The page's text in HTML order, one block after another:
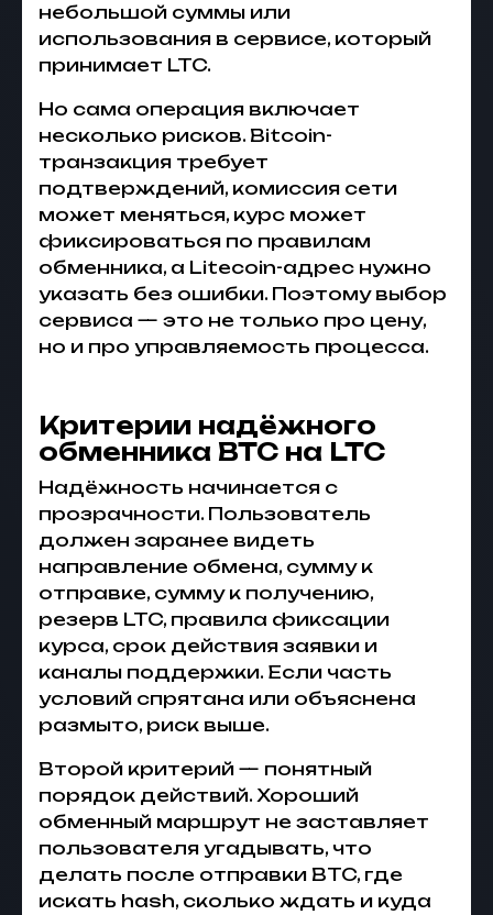
небольшой суммы или
использования в сервисе, который
принимает LTC.
Но сама операция включает
несколько рисков. Bitcoin-
транзакция требует
подтверждений, комиссия сети
может меняться, курс может
фиксироваться по правилам
обменника, а Litecoin-адрес нужно
указать без ошибки. Поэтому выбор
сервиса — это не только про цену,
но и про управляемость процесса.
Критерии надёжного
обменника BTC на LTC
Надёжность начинается с
прозрачности. Пользователь
должен заранее видеть
направление обмена, сумму к
отправке, сумму к получению,
резерв LTC, правила фиксации
курса, срок действия заявки и
каналы поддержки. Если часть
условий спрятана или объяснена
размыто, риск выше.
Второй критерий — понятный
порядок действий. Хороший
обменный маршрут не заставляет
пользователя угадывать, что
делать после отправки BTC, где
искать hash, сколько ждать и куда